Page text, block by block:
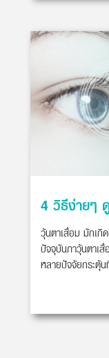
วุ้นตาเสื่อม มักเกิ
ปัจจุบันภาวุ้นตาเ
หลายปัจจัยกระตุ้น